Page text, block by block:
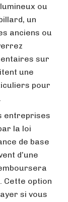
ou
un
anciens ou
sur
une
pour
entreprises
la loi
de base
d’une
Cette option
si vous